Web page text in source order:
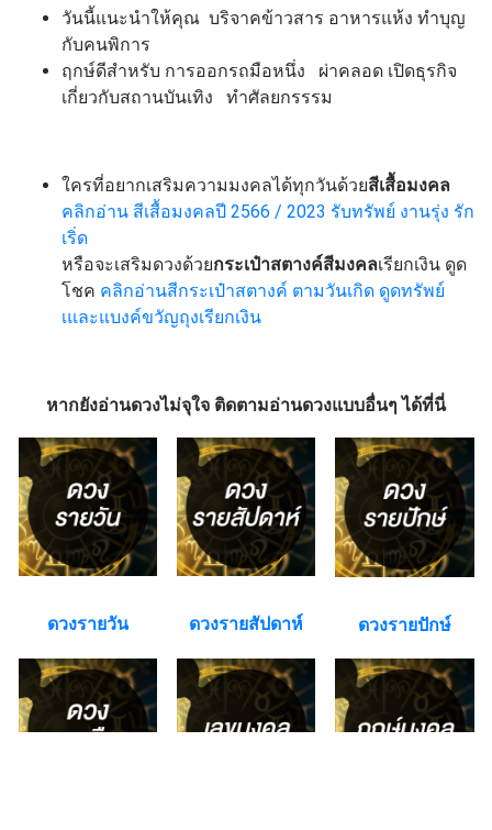
วันนี้แนะนำให้คุณ บริจาคข้าวสาร อาหารแห้ง ทำบุญ
กับคนพิการ
ฤกษ์ดีสำหรับ การออกรถมือหนึ่ง ผ่าคลอด เปิดธุรกิจ
เกี่ยวกับสถานบันเทิง ทำศัลยกรรรม
ใครที่อยากเสริมความมงคลได้ทุกวันด้วยสีเสื้อมงคล
คลิกอ่าน สีเสื้อมงคลปี 2566 / 2023 รับทรัพย์ งานรุ่ง รัก
เริ่ด
หรือจะเสริมดวงด้วยกระเป๋าสตางค์สีมงคลเรียกเงิน ดูด
โชค คลิกอ่านสีกระเป๋าสตางค์ ตามวันเกิด ดูดทรัพย์
เและแบงค์ขวัญถุงเรียกเงิน
หากยังอ่านดวงไม่จุใจ ติดตามอ่านดวงแบบอื่นๆ ได้ที่นี่
ดวงรายวัน ดวงรายสัปดาห์ ดวงรายปักษ์